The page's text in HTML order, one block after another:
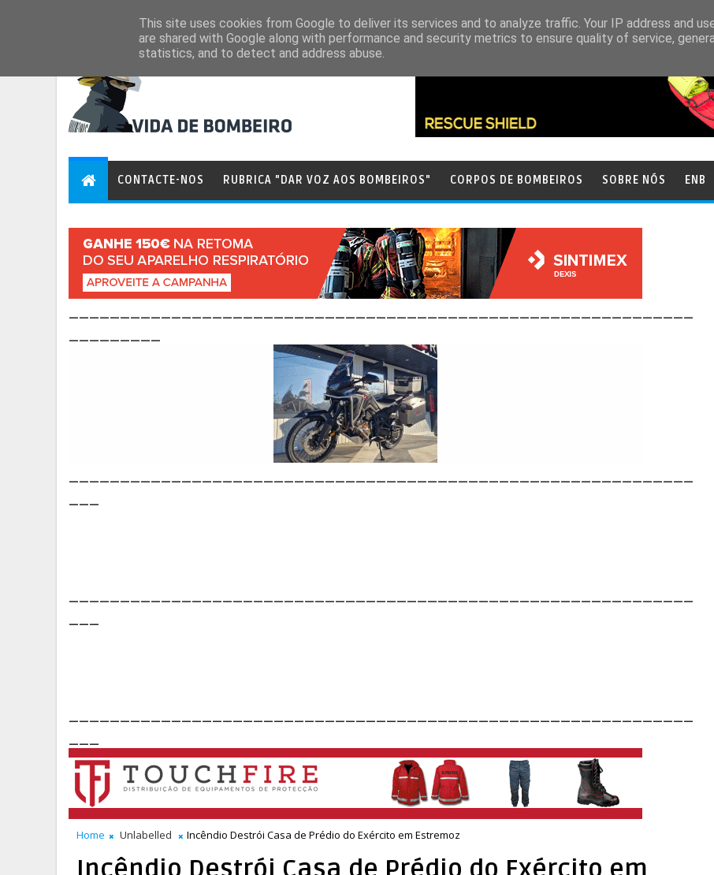
CONTACTE-NOS RUBRICA "DAR VOZ AOS BOMBEIROS" CORPOS DE BOMBEIROS SOBRE NÓS ENB
Home Unlabelled Incêndio Destrói Casa de Prédio do Exército em Estremoz
This site uses cookies from Google to deliver its services and to analyze traffic. Your IP address and
are shared with Google along with performance and security metrics to ensure quality of service,
statistics, and to detect and address abuse.